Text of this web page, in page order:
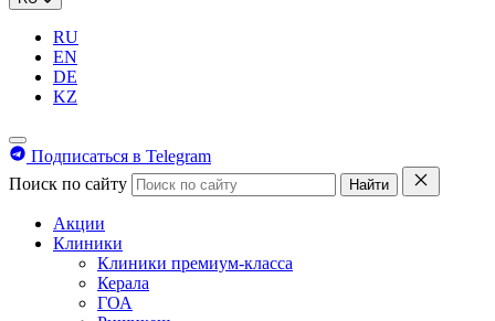
RU
EN
DE
KZ
Подписаться в Telegram
Поиск по сайту
Найти
Акции
Клиники
Клиники премиум-класса
Керала
ГОА